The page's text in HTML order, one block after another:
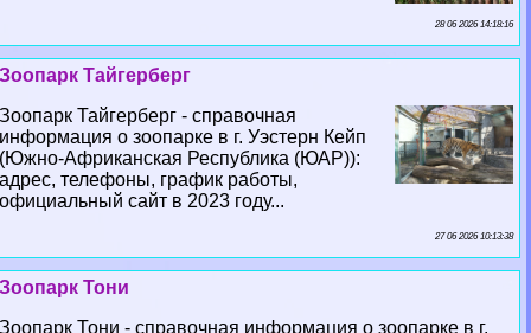
28 06 2026 14:18:16
Зоопарк Тайгерберг
Зоопарк Тайгерберг - справочная
информация о зоопарке в г. Уэстерн Кейп
(Южно-Африканская Республика (ЮАР)):
адрес, телефоны, график работы,
официальный сайт в 2023 году...
27 06 2026 10:13:38
Зоопарк Тони
Зоопарк Тони - справочная информация о зоопарке в г.